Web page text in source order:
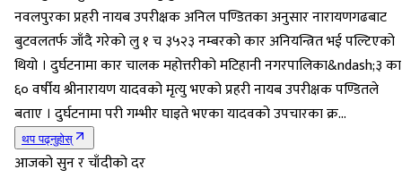
नवलपुरका प्रहरी नायब उपरीक्षक अनिल पण्डितका अनुसार नारायणगढबाट
बुटवलतर्फ जाँदै गरेको लु १ च ३५२३ नम्बरको कार अनियन्त्रित भई पल्टिएको
थियो । दुर्घटनामा कार चालक महोत्तरीको मटिहानी नगरपालिका&ndash;३ का
६० वर्षीय श्रीनारायण यादवको मृत्यु भएको प्रहरी नायब उपरीक्षक पण्डितले
बताए । दुर्घटनामा परी गम्भीर घाइते भएका यादवको उपचारका क्र...
थप पढ्नुहोस्
आजको सुन र चाँदीको दर